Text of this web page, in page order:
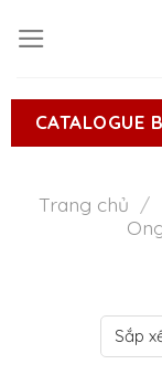
CATALOGUE
Trang chủ /